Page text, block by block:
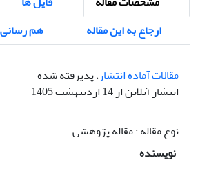
ارجاع به این مقاله
هم رسانی
مقالات آماده انتشار، پذیرفته شده
انتشار آنلاین از 14 اردیبهشت 1405
نوع مقاله : مقاله پژوهشی
نویسنده